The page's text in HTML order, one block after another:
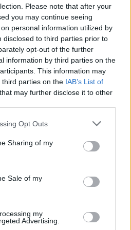
Please note that after your
you may continue seeing
personal information utilized by
disclosed to third parties prior to
opt-out of the further
information by third parties on the
This information may
parties on the IAB’s List of
that may further disclose it to other
Opt Outs
Sharing of my
Sale of my
my
Advertising.